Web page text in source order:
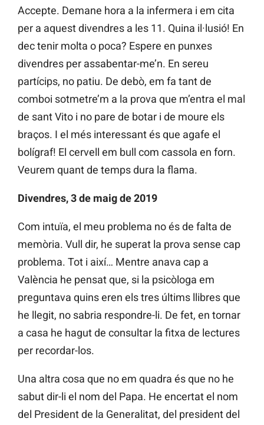
Accepte. Demane hora a la infermera i em cita
per a aquest divendres a les 11. Quina il·lusió! En
dec tenir molta o poca? Espere en punxes
divendres per assabentar-me’n. En sereu
partícips, no patiu. De debò, em fa tant de
comboi sotmetre’m a la prova que m’entra el mal
de sant Vito i no pare de botar i de moure els
braços. I el més interessant és que agafe el
bolígraf! El cervell em bull com cassola en forn.
Veurem quant de temps dura la flama.
Divendres, 3 de maig de 2019
Com intuïa, el meu problema no és de falta de
memòria. Vull dir, he superat la prova sense cap
problema. Tot i així… Mentre anava cap a
València he pensat que, si la psicòloga em
preguntava quins eren els tres últims llibres que
he llegit, no sabria respondre-li. De fet, en tornar
a casa he hagut de consultar la fitxa de lectures
per recordar-los.
Una altra cosa que no em quadra és que no he
sabut dir-li el nom del Papa. He encertat el nom
del President de la Generalitat, del president del